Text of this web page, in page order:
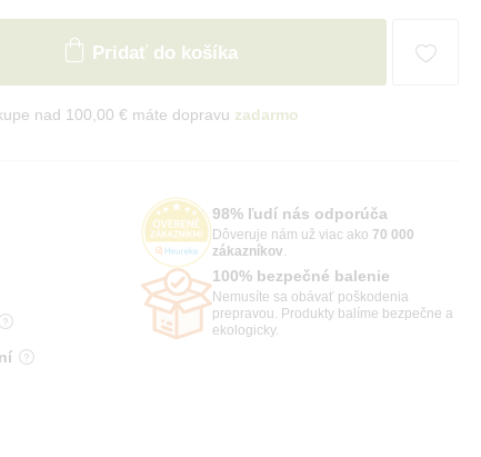
Pridať do košíka
nad 100,00 € máte dopravu zadarmo
98% ľudí nás odporúča
Dôveruje nám už viac ako 70 000
zákazníkov
100% bezpečné balenie
Nemusíte sa obávať poškodenia
prepravou. Produkty balíme bezpečne a
ekologicky.